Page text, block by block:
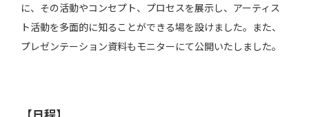
に、その活動やコンセプト、プロセスを展示し、アーティス
ト活動を多面的に知ることができる場を設けました。また、
プレゼンテーション資料もモニターにて公開いたしました。